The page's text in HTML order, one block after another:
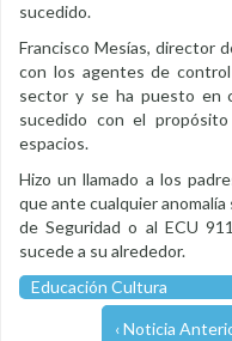
sucedido.
Francisco Mesías, director
con los agentes de
sector y se ha puesto en
sucedido con el
espacios.
Hizo un llamado a los
que ante cualquier
de Seguridad o al ECU
sucede a su alrededor.
Educación Cultura
‹ Noticia